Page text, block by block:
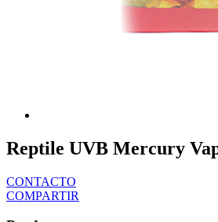
Reptile UVB Mercury
CONTACTO
COMPARTIR